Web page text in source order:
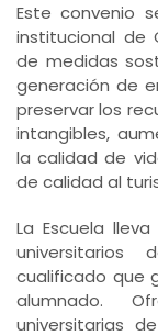
Este convenio
institucional de
de medidas
generación de
preservar los
intangibles,
la calidad de
de calidad al
La Escuela
cualificado que
alumnado.
universitarias